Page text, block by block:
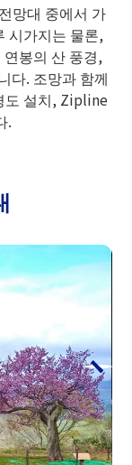
망대 중에서 가
시가지는 물론,
봉의 산 풍경,
다. 조망과 함께
도 설치, Zipline
.
월 3
년 3